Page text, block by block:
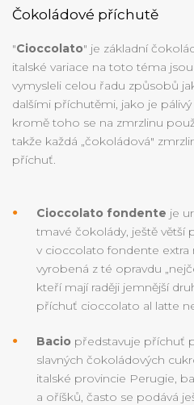
Čokoládové příchutě
"Cioccolato" je základní
italské variace na toto téma
vymysleli celou řadu způsobů
dalšími příchutěmi, jako je
kromě toho se na zmrzlinu
takže každá „čokoládová"
příchuť.
Cioccolato fondente je
tmavé čokolády, ještě větší
v cioccolato fondente extra
vyrobená z té opravdu
kteří mají raději jemnější
příchuť cioccolato al latte
Bacio představuje příchuť
slavných čokoládových
italské provincie Perugie,
a oříšků, často se podává